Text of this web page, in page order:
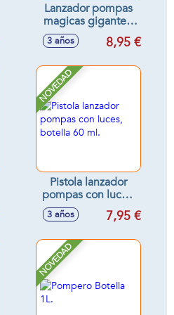
Lanzador pompas
magicas gigantes,
incluye botella con
líquido
3 años 8,95 €
NOVEDAD
Pistola lanzador
pompas con luces,
botella 60 ml.
3 años 7,95 €
NOVEDAD